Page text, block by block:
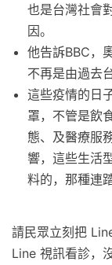
也是台灣社會
因。
他告訴BBC，
不再是由過去
這些疫情的日
罩，不管是飲
態、及醫療服
響，這些生活
料的，那種連
請民眾立刻把
Line 視訊看診，